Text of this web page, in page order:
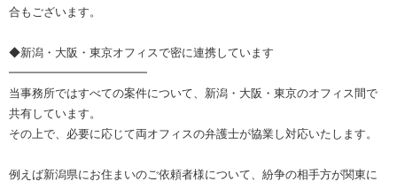
合もございます。
◆新潟・大阪・東京オフィスで密に連携しています
━━━━━━━━━━━━
当事務所ではすべての案件について、新潟・大阪・東京のオフィス間で
共有しています。
その上で、必要に応じて両オフィスの弁護士が協業し対応いたします。
例えば新潟県にお住まいのご依頼者様について、紛争の相手方が関東に